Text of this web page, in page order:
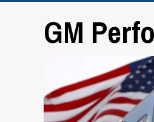
GM